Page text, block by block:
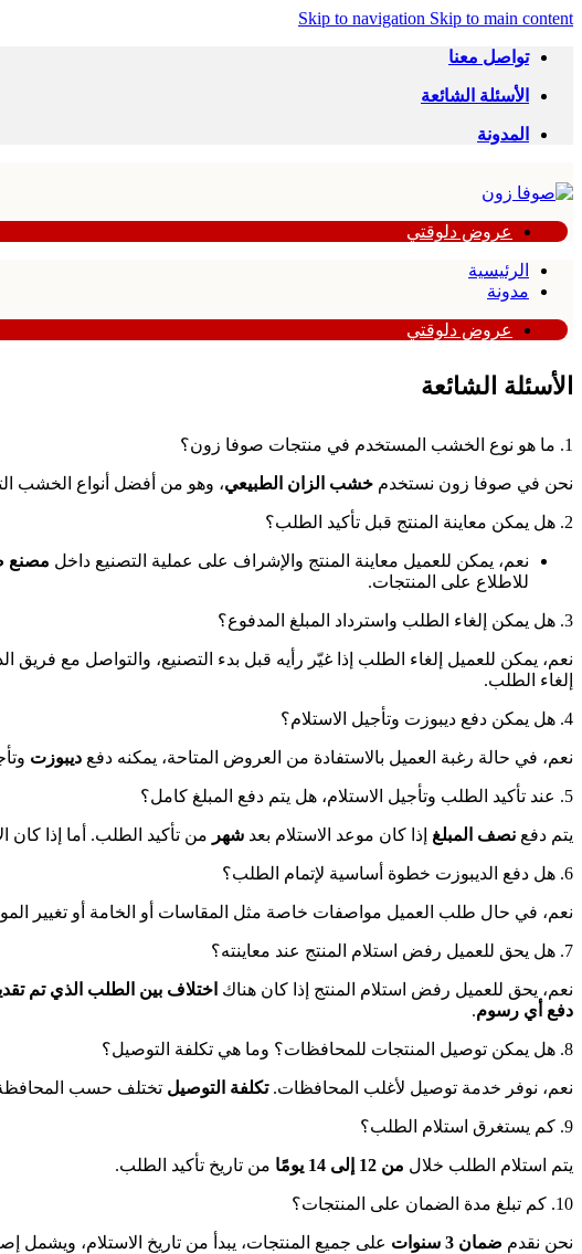
Skip to navigation Skip to main content
تواصل معنا
الأسئلة الشائعة
المدونة
عروض دلوقتي
الرئيسية
مدونة
عروض دلوقتي
الأسئلة الشائعة
1. ما هو نوع الخشب المستخدم في منتجات صوفا زون؟
نحن في صوفا زون نستخدم خشب الزان الطبيعي، وهو من أفضل أنواع الخشب
2. هل يمكن معاينة المنتج قبل تأكيد الطلب؟
نعم، يمكن للعميل معاينة المنتج والإشراف على عملية التصنيع داخل مصنع
للاطلاع على المنتجات.
3. هل يمكن إلغاء الطلب واسترداد المبلغ المدفوع؟
نعم، يمكن للعميل إلغاء الطلب إذا غيّر رأيه قبل بدء التصنيع، والتواصل مع فريق
إلغاء الطلب.
4. هل يمكن دفع ديبوزت وتأجيل الاستلام؟
نعم، في حالة رغبة العميل بالاستفادة من العروض المتاحة، يمكنه دفع ديبوزت
5. عند تأكيد الطلب وتأجيل الاستلام، هل يتم دفع المبلغ كامل؟
يتم دفع نصف المبلغ إذا كان موعد الاستلام بعد شهر من تأكيد الطلب. أما إذا كان
6. هل دفع الديبوزت خطوة أساسية لإتمام الطلب؟
نعم، في حال طلب العميل مواصفات خاصة مثل المقاسات أو الخامة أو تغيير
7. هل يحق للعميل رفض استلام المنتج عند معاينته؟
نعم، يحق للعميل رفض استلام المنتج إذا كان هناك اختلاف بين الطلب الذي تم
دفع أي رسوم.
8. هل يمكن توصيل المنتجات للمحافظات؟ وما هي تكلفة التوصيل؟
نعم، نوفر خدمة توصيل لأغلب المحافظات.تكلفة التوصيل تختلف حسب المحافظة
9. كم يستغرق استلام الطلب؟
يتم استلام الطلب خلال من 12 إلى 14 يومًا من تاريخ تأكيد الطلب.
10. كم تبلغ مدة الضمان على المنتجات؟
نحن نقدم ضمان 3 سنوات على جميع المنتجات، يبدأ من تاريخ الاستلام، ويشمل